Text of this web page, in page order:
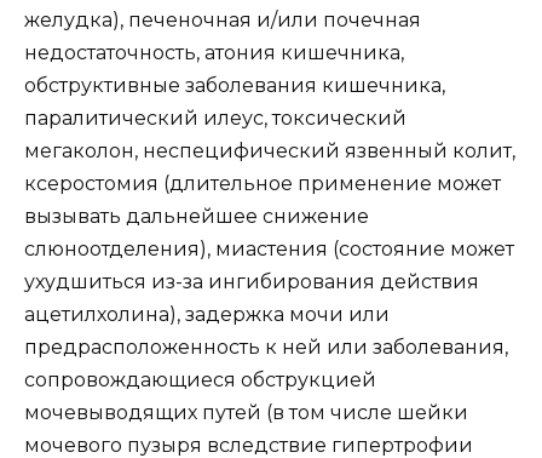
желудка), печеночная и/или почечная
недостаточность, атония кишечника,
обструктивные заболевания кишечника,
паралитический илеус, токсический
мегаколон, неспецифический язвенный колит,
ксеростомия (длительное применение может
вызывать дальнейшее снижение
слюноотделения), миастения (состояние может
ухудшиться из-за ингибирования действия
ацетилхолина), задержка мочи или
предрасположенность к ней или заболевания,
сопровождающиеся обструкцией
мочевыводящих путей (в том числе шейки
мочевого пузыря вследствие гипертрофии